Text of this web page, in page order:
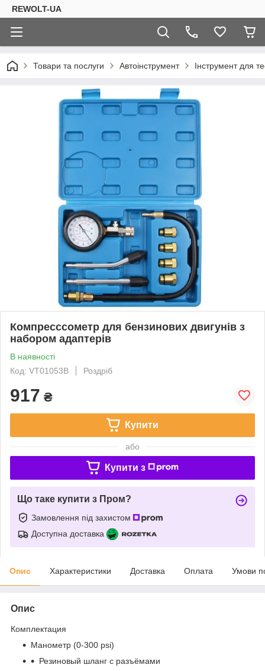
REWOLT-UA
Товари та послуги Автоінструмент Інструмент для
Компрессcометр для бензинових двигунів з
набором адаптерів
В наявності
Код: VT01053B
Роздріб
917 ₴
Купити
або
Купити з
Що таке купити з Пром?
Замовлення під захистом
Доступна доставка
Опис Характеристики Доставка Оплата Умови
Опис
Комплектация
Манометр (0-300 psi)
Резиновый шланг с разъёмами